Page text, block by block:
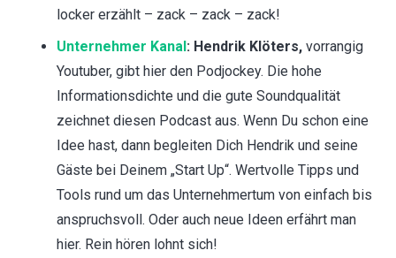
locker erzählt – zack – zack – zack!
Unternehmer Kanal : Hendrik Klöters, vorrangig
Youtuber, gibt hier den Podjockey. Die hohe
Informationsdichte und die gute Soundqualität
zeichnet diesen Podcast aus. Wenn Du schon eine
Idee hast, dann begleiten Dich Hendrik und seine
Gäste bei Deinem „Start Up“. Wertvolle Tipps und
Tools rund um das Unternehmertum von einfach bis
anspruchsvoll. Oder auch neue Ideen erfährt man
hier. Rein hören lohnt sich!